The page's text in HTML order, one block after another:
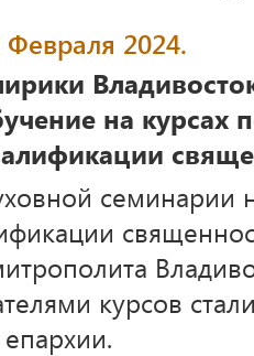
Февраля 2024.
на курсах
семинарии
курсов